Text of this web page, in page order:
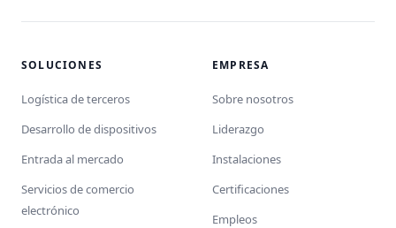
SOLUCIONES
Logística de terceros
Desarrollo de dispositivos
Entrada al mercado
Servicios de comercio
electrónico
EMPRESA
Sobre nosotros
Liderazgo
Instalaciones
Certificaciones
Empleos